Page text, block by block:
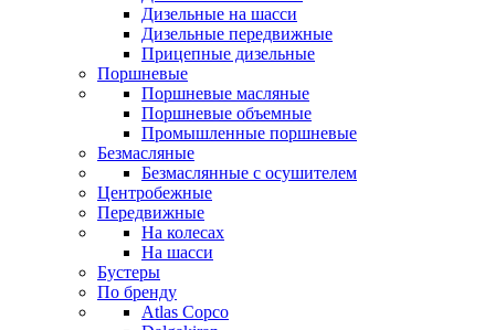
Дизельные на шасси
Дизельные передвижные
Прицепные дизельные
Поршневые
Поршневые масляные
Поршневые объемные
Промышленные поршневые
Безмасляные
Безмаслянные с осушителем
Центробежные
Передвижные
На колесах
На шасси
Бустеры
По бренду
Atlas Copco